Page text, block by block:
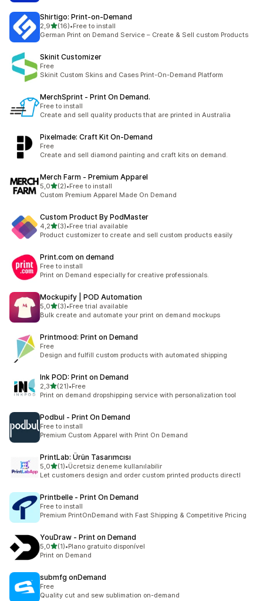
Shirtigo: Print‑on‑Demand
2,95 yıldız üzerinden
(16)
toplam 16 değerlendirme
•Free to install
German Print on Demand Service – Create & Sell custom Products
Skinit Customizer
Free
Skinit Custom Skins and Cases Print-On-Demand Platform
MerchSprint ‑ Print On Demand.
Free to install
Create and sell quality products that are printed in Australia
Pixelmade: Craft Kit On‑Demand
Free
Create and sell diamond painting and craft kits on demand.
Merch Farm ‑ Premium Apparel
5,05 yıldız üzerinden
(2)
toplam 2 değerlendirme
•Free to install
Custom Premium Apparel Made On Demand
Custom Product By PodMaster
4,25 yıldız üzerinden
(3)
toplam 3 değerlendirme
•Free trial available
Product customizer to create and sell custom products easily
Print.com on demand
Free to install
Print on Demand especially for creative professionals.
Mockupify | POD Automation
5,05 yıldız üzerinden
(3)
toplam 3 değerlendirme
•Free trial available
Bulk create and automate your print on demand mockups
Printmood: Print on Demand
Free
Design and fulfill custom products with automated shipping
Ink POD: Print on Demand
2,35 yıldız üzerinden
(21)
toplam 21 değerlendirme
•Free
Print on demand dropshipping service with personalization tool
Podbul ‑ Print On Demand
Free to install
Premium Custom Apparel with Print On Demand
PrintLab: Ürün Tasarımcısı
5,05 yıldız üzerinden
(1)
toplam 1 değerlendirme
•Ücretsiz deneme kullanılabilir
Let customers design and order custom printed products directl
Printbelle ‑ Print On Demand
Free to install
Premium PrintOnDemand with Fast Shipping & Competitive Pricing
YouDraw ‑ Print on Demand
5,05 yıldız üzerinden
(1)
toplam 1 değerlendirme
•Plano gratuito disponível
Print on Demand
submfg onDemand
Free
Quality cut and sew sublimation on-demand